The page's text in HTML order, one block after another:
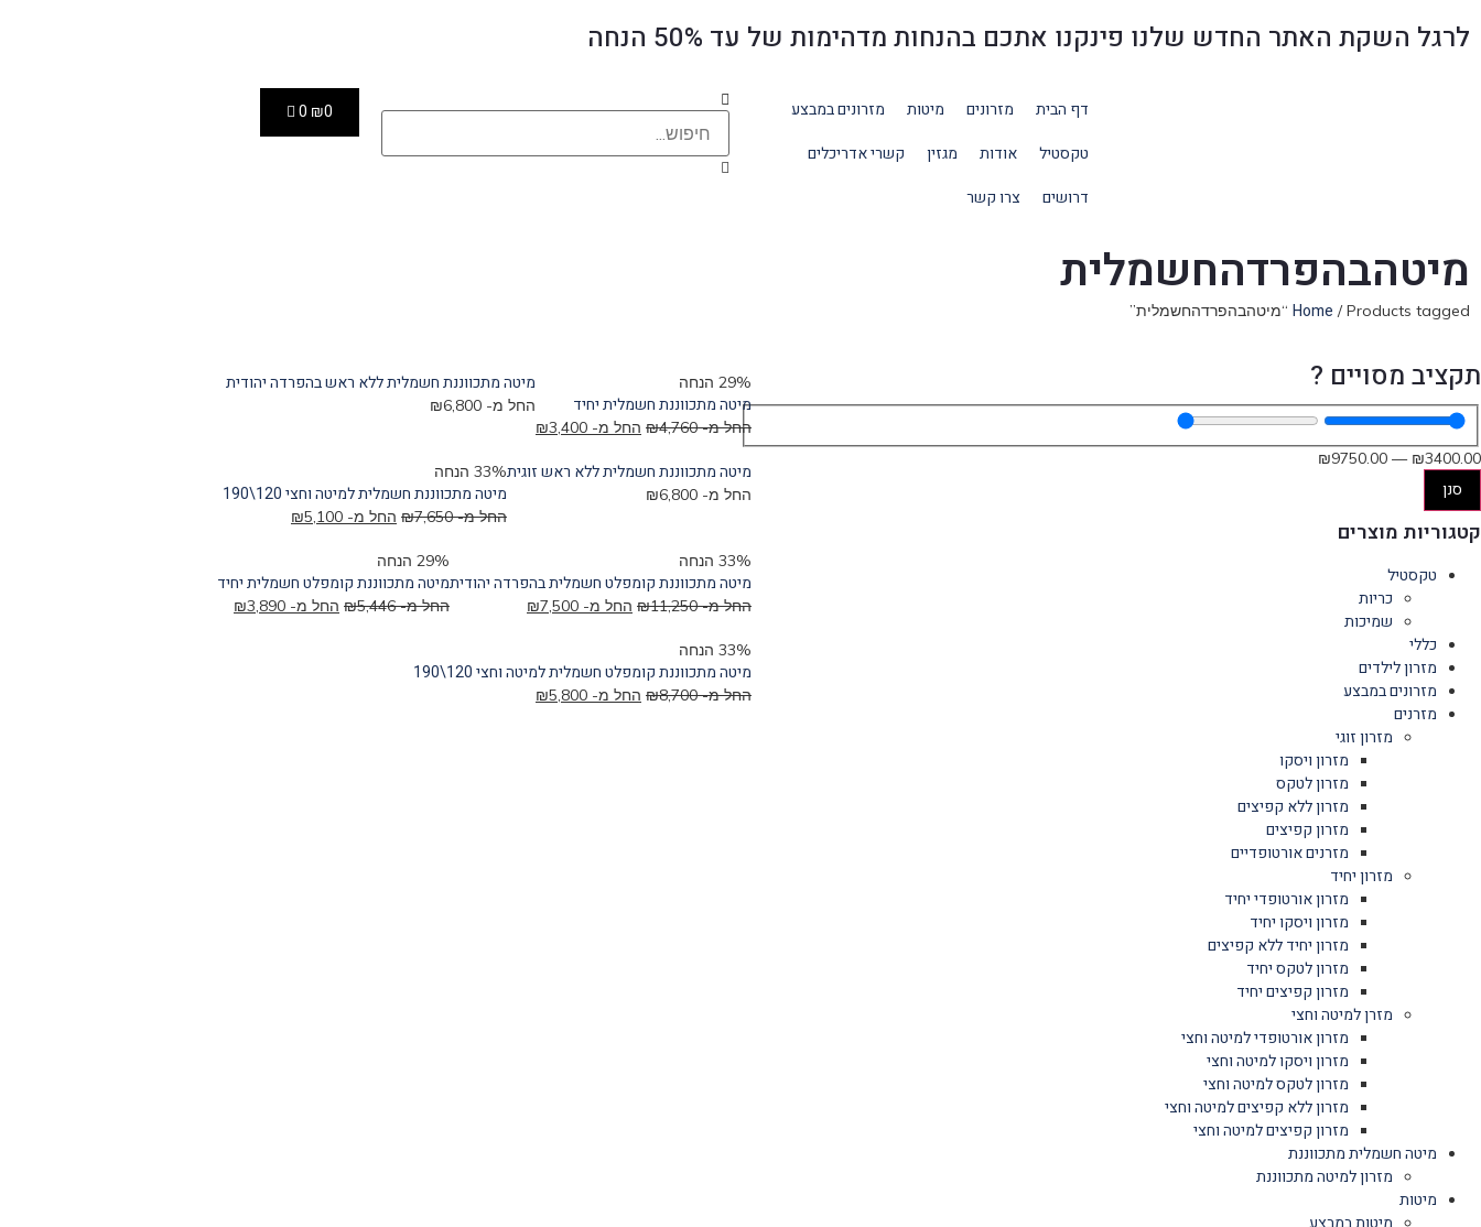
לרגל השקת האתר החדש שלנו פינקנו אתכם בהנחות מדהימות של עד 50% הנחה
דף הבית מזרונים מיטות
מזרונים במבצע
טקסטיל
אודות מגזין
קשרי אדריכלים
דרושים
צרו קשר
₪0
0
מיטהבהפרדהחשמלית
Home / Products tagged “מיטהבהפרדהחשמלית”
תקציב מסויים ?
₪3400.00
—
₪9750.00
סנן
קטגוריות מוצרים
טקסטיל
כריות
שמיכות
כללי
מזרון לילדים
מזרונים במבצע
מזרנים
מזרון זוגי
מזרון ויסקו
מזרון לטקס
מזרון ללא קפיצים
מזרון קפיצים
מזרנים אורטופדיים
מזרון יחיד
מזרון אורטופדי יחיד
מזרון ויסקו יחיד
מזרון יחיד ללא קפיצים
מזרון לטקס יחיד
מזרון קפיצים יחיד
מזרן למיטה וחצי
מזרון אורטופדי למיטה וחצי
מזרון ויסקו למיטה וחצי
מזרון לטקס למיטה וחצי
מזרון ללא קפיצים למיטה וחצי
מזרון קפיצים למיטה וחצי
מיטה חשמלית מתכווננת
מזרון למיטה מתכווננת
מיטות
29% הנחה
מיטה מתכווננת חשמלית יחיד
החל מ- ₪4,760 החל מ- ₪3,400
מיטה מתכווננת חשמלית ללא ראש בהפרדה יהודית
החל מ- ₪6,800
מיטה מתכווננת חשמלית ללא ראש זוגית
החל מ- ₪6,800
33% הנחה
מיטה מתכווננת חשמלית למיטה וחצי 120\190
החל מ- ₪7,650 החל מ- ₪5,100
33% הנחה
מיטה מתכווננת קומפלט חשמלית בהפרדה יהודית
החל מ- ₪11,250 החל מ- ₪7,500
29% הנחה
מיטה מתכווננת קומפלט חשמלית יחיד
החל מ- ₪5,446 החל מ- ₪3,890
33% הנחה
מיטה מתכווננת קומפלט חשמלית למיטה וחצי 120\190
החל מ- ₪8,700 החל מ- ₪5,800